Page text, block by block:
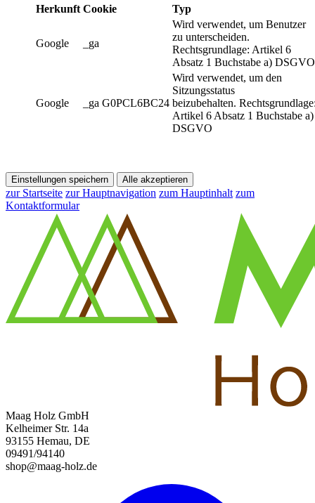
Herkunft Cookie Typ
Google _ga
Wird verwendet, um Benutzer
zu unterscheiden.
Rechtsgrundlage: Artikel 6
Absatz 1 Buchstabe a) DSGVO
Google _ga G0PCL6BC24
Wird verwendet, um den
Sitzungsstatus
beizubehalten.
Artikel 6 Absatz 1 Buchstabe a)
DSGVO
Einstellungen speichern Alle akzeptieren
zur Startseite zur Hauptnavigation zum Hauptinhalt zum
Kontaktformular
Maag Holz GmbH
Kelheimer Str. 14a
93155 Hemau, DE
09491/94140
shop@maag-holz.de